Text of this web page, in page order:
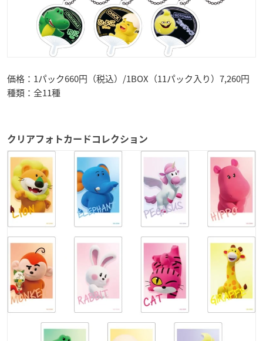
価格：1パック660円（税込）/1BOX（11パック入り）7,260円
種類：全11種
クリアフォトカードコレクション